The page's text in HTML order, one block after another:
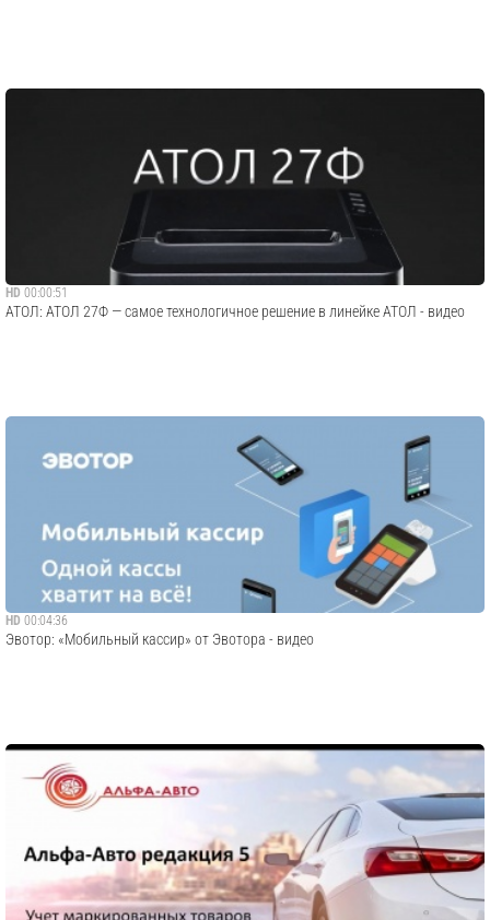
HD 00:00:51
АТОЛ: АТОЛ 27Ф — самое технологичное решение в линейке АТОЛ - видео
HD 00:04:36
Эвотор: «Мобильный кассир» от Эвотора - видео